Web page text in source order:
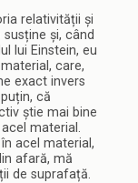
relativității și
și, când
lui Einstein, eu
care,
exact invers
că
știe mai bine
material.
acel material,
afară, mă
de suprafață.